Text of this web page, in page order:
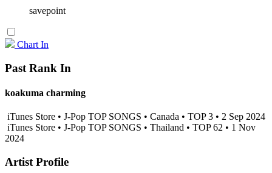
savepoint
Chart In
Past Rank In
koakuma charming
iTunes Store • J-Pop TOP SONGS • Canada • TOP 3 • 2 Sep 2024
iTunes Store • J-Pop TOP SONGS • Thailand • TOP 62 • 1 Nov
2024
Artist Profile